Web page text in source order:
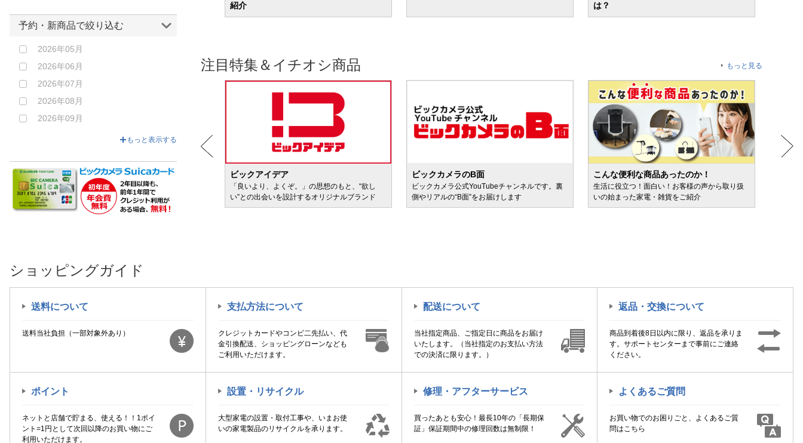
紹介
は？
注目特集＆イチオシ商品 もっと見る
BIC WAVE
「どきどき・わくわく」をさまざまなコンテン
ツに載せてお届けします
ビックアイデア
「良いより、よくぞ。」の思想のもと、“欲し
い”との出会いを設計するオリジナルブランド
ビックカメラのB面
ビックカメラ公式YouTubeチャンネルです。裏
側やリアルの“B面”をお届けします
こんな便利な商品あったのか！
生活に役立つ！面白い！お客様の声から取り扱
いの始まった家電・雑貨をご紹介
エフトイズ｜F-toys confect
エンスカイ｜ensky
エヴォリューショントイ｜
ROUGE
オルカトイズ｜Orcatoys
カプコン｜CAPCOM
カワダ｜KAWADA
キャラアニ｜Chara-Ani
ケンエレファント｜Kenelphant
コトブキヤ｜壽屋
セガフェイブ｜SEGA Fave
タカラトミー｜TAKARA TOMY
TOMY ARTS
ダイキ工業｜DAIKI kougyou
クリア
その他
予約・新商品で絞り込む
2026年05月
2026年06月
2026年07月
2026年08月
2026年09月
2026年12月
2027年01月以降
もっと表示する
ショッピングガイド
送料について
送料当社負担（一部対象外あり）
支払方法について
クレジットカードやコンビ二先払い、代
金引換配送、ショッピングローンなども
ご利用いただけます。
配送について
当社指定商品、ご指定日に商品をお届け
いたします。（当社指定のお支払い方法
での決済に限ります。）
返品・交換について
商品到着後8日以内に限り、返品を承りま
す。サポートセンターまで事前にご連絡
ください。
ポイント
ネットと店舗で貯まる、使える！！1ポイ
ント=1円として次回以降のお買い物にご
利用いただけます。
設置・リサイクル
大型家電の設置・取付工事や、いまお使
いの家電製品のリサイクルを承ります。
修理・アフターサービス
買ったあとも安心！最長10年の「長期保
証」保証期間中の修理回数は無制限！
よくあるご質問
お買い物でのお困りごと、よくあるご質
問はこちら